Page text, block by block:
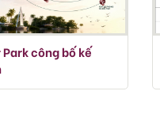
công bố kế